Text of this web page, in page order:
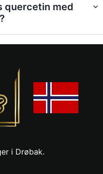
quercetin med
i Drøbak.